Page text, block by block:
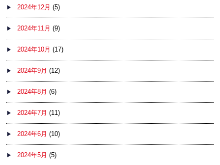
2024年12月 (5)
2024年11月 (9)
2024年10月 (17)
2024年9月 (12)
2024年8月 (6)
2024年7月 (11)
2024年6月 (10)
2024年5月 (5)